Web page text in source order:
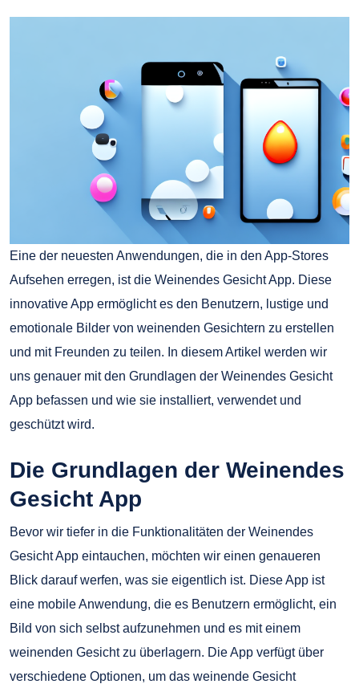
Eine der neuesten Anwendungen, die in den App-Stores
Aufsehen erregen, ist die Weinendes Gesicht App. Diese
innovative App ermöglicht es den Benutzern, lustige und
emotionale Bilder von weinenden Gesichtern zu erstellen
und mit Freunden zu teilen. In diesem Artikel werden wir
uns genauer mit den Grundlagen der Weinendes Gesicht
App befassen und wie sie installiert, verwendet und
geschützt wird.
Die Grundlagen der Weinendes
Gesicht App
Bevor wir tiefer in die Funktionalitäten der Weinendes
Gesicht App eintauchen, möchten wir einen genaueren
Blick darauf werfen, was sie eigentlich ist. Diese App ist
eine mobile Anwendung, die es Benutzern ermöglicht, ein
Bild von sich selbst aufzunehmen und es mit einem
weinenden Gesicht zu überlagern. Die App verfügt über
verschiedene Optionen, um das weinende Gesicht